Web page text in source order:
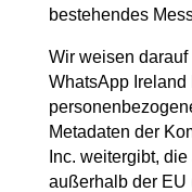
bestehendes
Wir weisen
WhatsApp
Metadaten der
Inc. weitergibt,
außerhalb der EU